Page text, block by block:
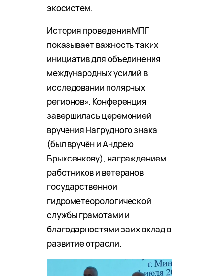
экосистем.
История проведения МПГ
показывает важность таких
инициатив для объединения
международных усилий в
исследовании полярных
регионов». Конференция
завершилась церемонией
вручения Нагрудного знака
(был вручён и Андрею
Брыксенкову), награждением
работников и ветеранов
государственной
гидрометеорологической
службы грамотами и
благодарностями за их вклад в
развитие отрасли.